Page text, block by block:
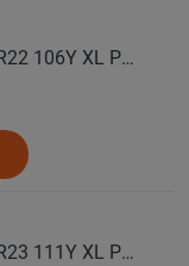
COMFORSER Автошина 285/35 ZR22 106Y XL PURESPEED лето
COMFORSER Автошина 285/40 ZR23 111Y XL PURESPEED лето